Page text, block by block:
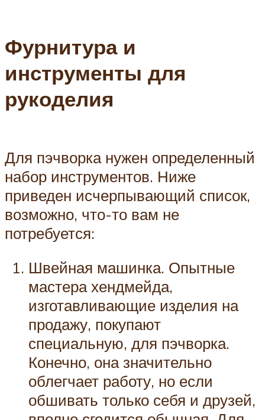
Фурнитура и
инструменты для
рукоделия
Для пэчворка нужен определенный
набор инструментов. Ниже
приведен исчерпывающий список,
возможно, что-то вам не
потребуется:
Швейная машинка. Опытные
мастера хендмейда,
изготавливающие изделия на
продажу, покупают
специальную, для пэчворка.
Конечно, она значительно
облегчает работу, но если
обшивать только себя и друзей,